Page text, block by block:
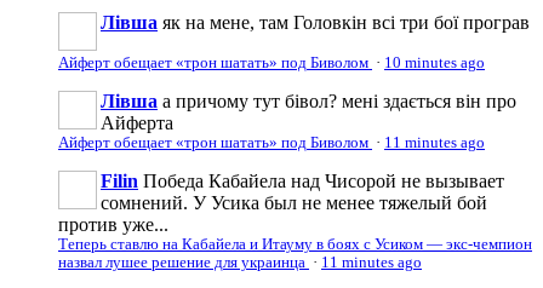
Лівша як на мене, там Головкін всі три бої програв
Айферт обещает «трон шатать» под Биволом · 10 minutes ago
Лівша а причому тут бівол? мені здається він про
Айферта
Айферт обещает «трон шатать» под Биволом · 11 minutes ago
Filin Победа Кабайела над Чисорой не вызывает
сомнений. У Усика был не менее тяжелый бой
против уже...
Теперь ставлю на Кабайела и Итауму в боях с Усиком — экс-чемпион
назвал лушее решение для украинца · 11 minutes ago